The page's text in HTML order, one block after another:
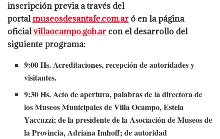
inscripción previa a través del
portalmuseosdesantafe.com.ar ó en la página
oficialvillaocampo.gob.ar con el desarrollo del
siguiente programa:
9:00 Hs. Acreditaciones, recepción de autoridades y
visitantes.
9:30 Hs. Acto de apertura, palabras de la directora de
los Museos Municipales de Villa Ocampo, Estela
Yaccuzzi; de la presidente de la Asociación de Museos de
la Provincia, Adriana Imhoff; de autoridad